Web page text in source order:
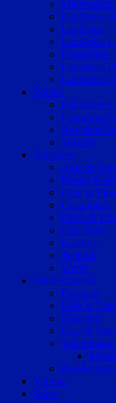
Landkreis
Landshut
Landkreis
Dingolfing
Landkreis
Landkreis
Polizei
Fahndung/
Aus dem
Verkehr
Ratgeber
Auto &
Bauen &
Geld &
Gesundheit
Reise &
Life-Style
Karriere
Technik
Wetter
Sonderthemen
Podcasts
Kids &
Senioren
Katz &
Valentinstag
Vereine
Sport